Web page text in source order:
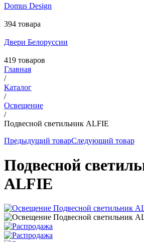
Domus Design
394 товара
Двери Белоруссии
419 товаров
Главная
/
Каталог
/
Освещение
/
Подвесной светильник ALFIE
Предыдущий товарСледующий товар
Подвесной
ALFIE